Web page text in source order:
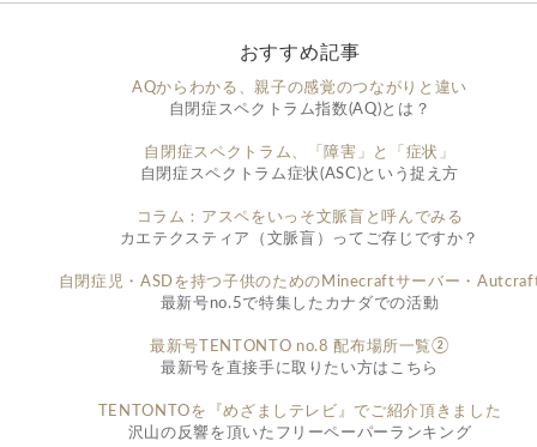
おすすめ記事
AQからわかる、親子の感覚のつながりと違い
自閉症スペクトラム指数(AQ)とは？
自閉症スペクトラム、「障害」と「症状」
自閉症スペクトラム症状(ASC)という捉え方
コラム：アスペをいっそ文脈盲と呼んでみる
カエテクスティア（文脈盲）ってご存じですか？
自閉症児・ASDを持つ子供のためのMinecraftサーバー・
最新号no.5で特集したカナダでの活動
最新号TENTONTO no.8 配布場所一覧②
最新号を直接手に取りたい方はこちら
TENTONTOを『めざましテレビ』でご紹介頂きました
沢山の反響を頂いたフリーペーパーランキング